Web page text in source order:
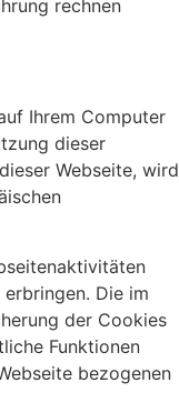
rechnen
Ihrem Computer
dieser
Webseite, wird
Die im
der Cookies
Funktionen
bezogenen